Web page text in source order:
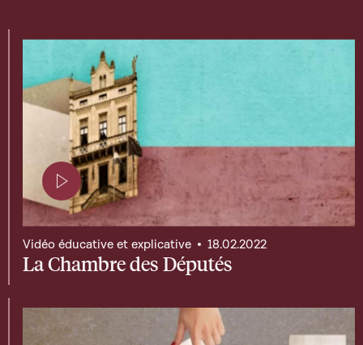
Page contenant une vidéo
La Chambre des Députés
Vidéo éducative et explicative 18.02.2022